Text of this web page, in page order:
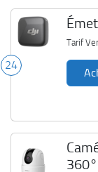
24
Tarif